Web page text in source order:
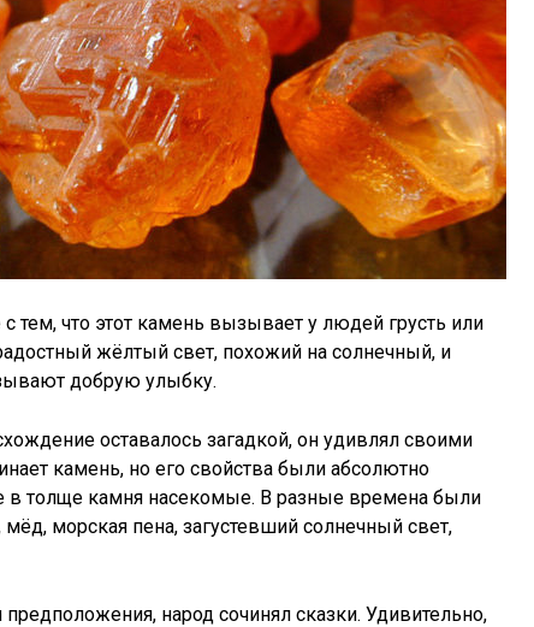
тем, что этот камень вызывает у людей грусть или
жёлтый свет, похожий на солнечный, и
добрую улыбку.
оставалось загадкой, он удивлял своими
камень, но его свойства были абсолютно
толще камня насекомые. В разные времена были
морская пена, загустевший солнечный свет,
народ сочинял сказки. Удивительно,